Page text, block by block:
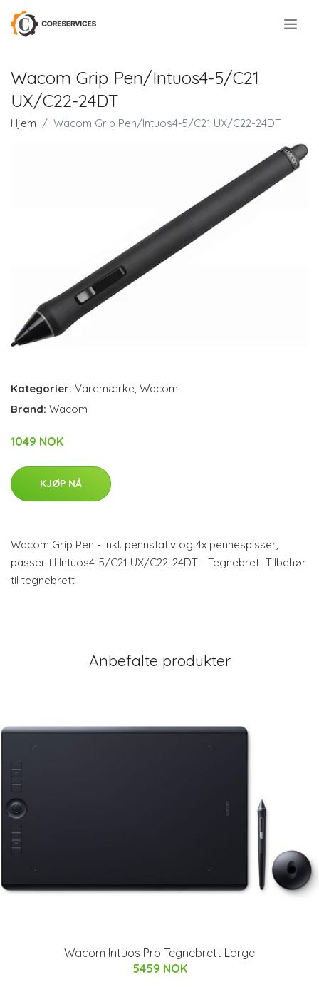
Wacom Grip Pen/Intuos4-5/C21
UX/C22-24DT
Hjem Wacom Grip Pen/Intuos4-5/C21 UX/C22-24DT
Kategorier: Varemærke Wacom
Brand: Wacom
1049 NOK
KJØP NÅ
Wacom Grip Pen - Inkl. pennstativ og 4x pennespisser,
passer til Intuos4-5/C21 UX/C22-24DT - Tegnebrett Tilbehør
til tegnebrett
Anbefalte produkter
Wacom Intuos Pro Tegnebrett Large
5459 NOK